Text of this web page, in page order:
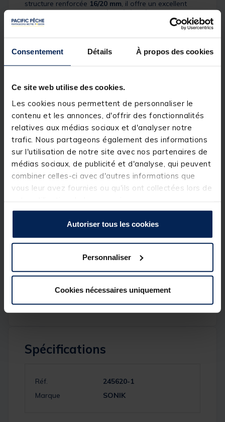
Consentement Détails À propos des cookies
Ce site web utilise des cookies.
Les cookies nous permettent de personnaliser le
contenu et les annonces, d'offrir des fonctionnalités
relatives aux médias sociaux et d'analyser notre
trafic. Nous partageons également des informations
sur l'utilisation de notre site avec nos partenaires de
médias sociaux, de publicité et d'analyse, qui peuvent
combiner celles-ci avec d'autres informations que
vous leur avez fournies ou qu'ils ont collectées lors de
Autoriser tous les cookies
Personnaliser
Cookies nécessaires uniquement
structure renforcée 16/20 mm, il offre un excellent
compromis entresoliditéetlégèreté, tout en
garantissant une grande résistance aux conditions
anodisépremium assure un look sobre et une
meilleure durabilité face à l’usure et aux intempéries.
Il est équipé d’une vis de serrage
du bankstick), ce qui évite toute perte et permet un
réglage rapide et précis. Grâce à sa longueur 36", il
est particulièrement adapté aux postes nécessitant
plus de hauteur, ou à certaines configurations
spécifiques sur berges en pente ou en végétation.
Détails
Longueur : 36" /
Construction enaluminium haut de gamme:solide
(résistance + style)
captive(anti-perte) pour un
Spécifications
Réf.
245620-1
Marque
SONIK